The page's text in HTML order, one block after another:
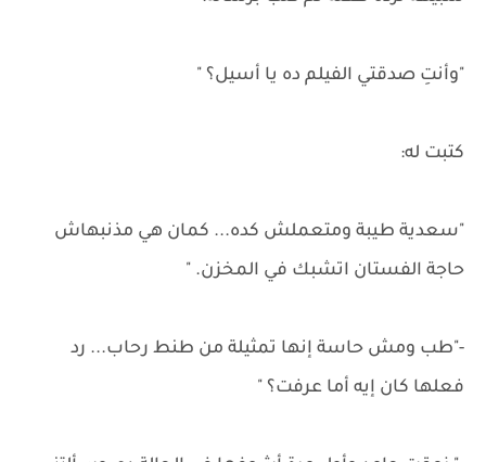
"وأنتِ صدقتي الفيلم ده يا أسيل؟ "
كتبت له:
"سعدية طيبة ومتعملش كده... كمان هي مذنبهاش
حاجة الفستان اتشبك في المخزن. "
-"طب ومش حاسة إنها تمثيلة من طنط رحاب... رد
فعلها كان إيه أما عرفت؟ "